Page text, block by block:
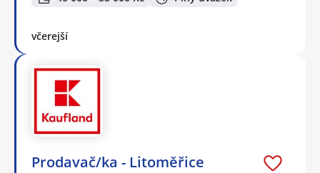
včerejší
Prodavač/ka - Litoměřice